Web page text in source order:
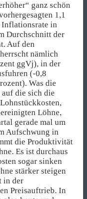
ganz schön
1,1
in
Durchschnitt der
Auf den
nämlich
ggVj), in der
(-0,8
Was die
die sich die
Löhne,
gerade mal um
Aufschwung in
die Produktivität
Es ist durchaus
sogar sinken
stärker steigen
in der
Preisauftrieb. In